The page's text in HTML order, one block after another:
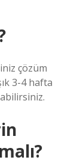
çözüm
3-4 hafta